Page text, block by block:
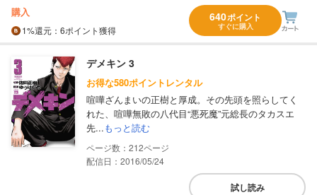
購入
1%還元 ：6ポイント獲得
640ポイント
すぐに購入
デメキン 3
お得な580ポイントレンタル
喧嘩ざんまいの正樹と厚成。その先頭を照らしてく
れた、喧嘩無敗の八代目“悪死魔”元総長のタカスエ
先...もっと読む
212
配信日：2016/05/24
試し読み